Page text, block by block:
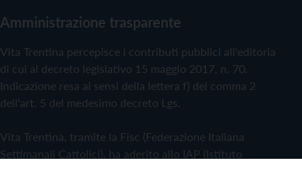
Amministrazione trasparente
Vita Trentina percepisce i contributi pubblici all'editoria
di cui al decreto legislativo 15 maggio 2017, n. 70.
Indicazione resa ai sensi della lettera f) del comma 2
dell'art. 5 del medesimo decreto Lgs.
Vita Trentina, tramite la Fisc (Federazione Italiana
Settimanali Cattolici), ha aderito allo IAP (Istituto